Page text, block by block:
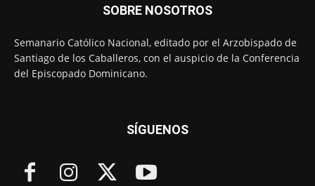
SOBRE NOSOTROS
Semanario Católico Nacional, editado por el Arzobispado de
Santiago de los Caballeros, con el auspicio de la Conferencia
del Episcopado Dominicano.
SÍGUENOS